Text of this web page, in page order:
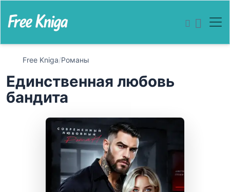
Free Kniga/Романы
Единственная любовь
бандита